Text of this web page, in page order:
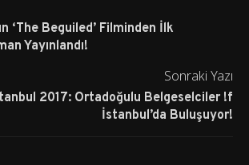
‘The Beguiled’ Filminden İlk
Yayınlandı!
Sonraki Yazı
2017: Ortadoğulu Belgeselciler !f
İstanbul’da Buluşuyor!